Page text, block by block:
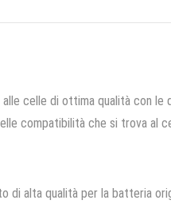
celle di ottima qualità con
compatibilità che si trova
di alta qualità per la batteria